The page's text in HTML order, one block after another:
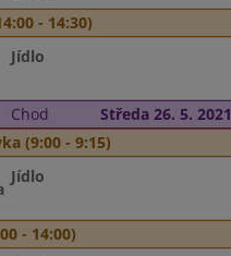
- 14:30)
Jídlo
Chod
Středa 26. 5. 2021
(9:00 - 9:15)
Jídlo
- 14:00)